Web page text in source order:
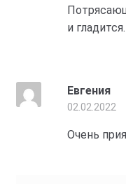
и
Евгения
02.02.2022
Очень